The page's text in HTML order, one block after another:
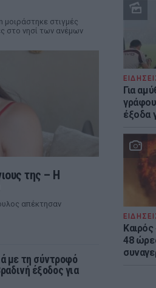
Για
έξοδα
48
στιγμές
στο νησί των ανέμων
της – Η
απέκτησαν
με τη σύντροφό
έξοδος για